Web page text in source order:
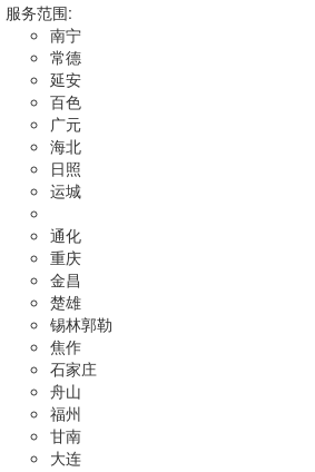
服务范围:
南宁
常德
延安
百色
广元
海北
日照
运城
通化
重庆
金昌
楚雄
锡林郭勒
焦作
石家庄
舟山
福州
甘南
大连